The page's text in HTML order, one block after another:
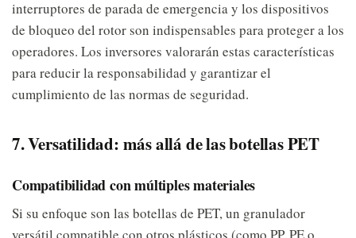
interruptores de parada de emergencia y los dispositivos
de bloqueo del rotor son indispensables para proteger a los
operadores. Los inversores valorarán estas características
para reducir la responsabilidad y garantizar el
cumplimiento de las normas de seguridad.
7. Versatilidad: más allá de las botellas PET
Compatibilidad con múltiples materiales
Si su enfoque son las botellas de PET, un granulador
versátil compatible con otros plásticos (como PP, PE o